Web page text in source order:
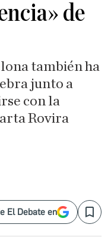
de
también ha
junto a
con la
Rovira
El Debate en Save